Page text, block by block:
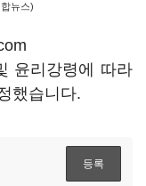
뉴스)
윤리강령에 따라
했습니다.